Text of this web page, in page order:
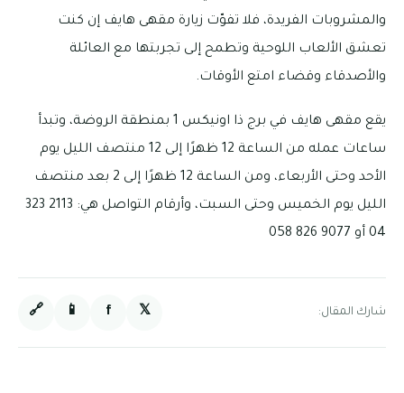
والمشروبات الفريدة، فلا تفوّت زيارة مقهى هايف إن كنت
تعشق الألعاب اللوحية وتطمح إلى تجربتها مع العائلة
والأصدقاء وقضاء امتع الأوقات.
يقع مقهى هايف في برج ذا اونيكس 1 بمنطقة الروضة، وتبدأ
ساعات عمله من الساعة 12 ظهرًا إلى 12 منتصف الليل يوم
الأحد وحتى الأربعاء، ومن الساعة 12 ظهرًا إلى 2 بعد منتصف
الليل يوم الخميس وحتى السبت، وأرقام التواصل هي: 2113 323
04 أو 9077 826 058
شارك المقال: 𝕏
f
📱
🔗